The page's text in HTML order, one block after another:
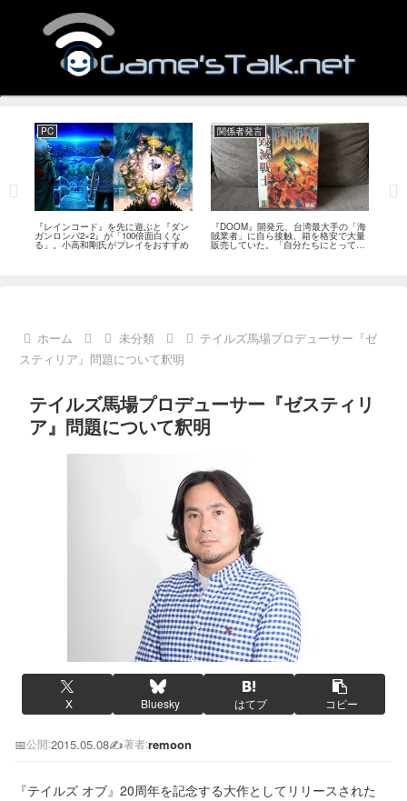
PC
『レインコード』を先に遊ぶと『ダン
ガンロンパ2×2』が「100倍面白くな
る」。小高和剛氏がプレイをおすすめ
関係者発言
『DOOM』開発元、台湾最大手の「海
賊業者」に自ら接触、箱を格安で大量
販売していた。「自分たちにとっては
流通だった」
ホーム 未分類
テイルズ馬場プロデューサー『ゼ
スティリア』問題について釈明
テイルズ馬場プロデューサー『ゼスティリ
ア』問題について釈明
X Bluesky はてブ コピー
📅公開:2015.05.08✍️著者:remoon
『テイルズ オブ』20周年を記念する大作としてリリースされた